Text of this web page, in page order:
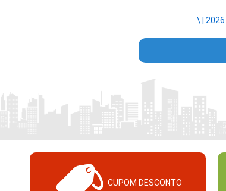
\ | 2026 |
CUPOM DESCONTO